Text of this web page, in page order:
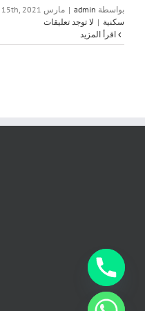
بواسطة admin
| مارس 15th, 2021
سكنية | لا توجد تعليقات